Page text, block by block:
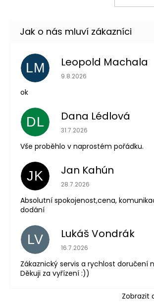
LM Leopold Machala
Hodnocení obchodu je 5 z
9.8.2026
ok
DL Dana Lédlová
Hodnocení obchodu je 5 z
31.7.2026
Vše proběhlo v naprostém pořádku.
JK Jan Kahún
Hodnocení obchodu je 5 z
28.7.2026
Absolutní spokojenost,cena,
dodání
LV Lukáš Vondrák
Hodnocení obchodu je 5 z
16.7.2026
Zákaznický servis a rychlost doručení
Děkuji za vyřízení :))
Zobrazit